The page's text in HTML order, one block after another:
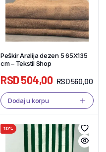
Peškir Aralija dezen 5 65X135
cm – Tekstil Shop
RSD560,00
RSD504,00
Dodaj u korpu
10%